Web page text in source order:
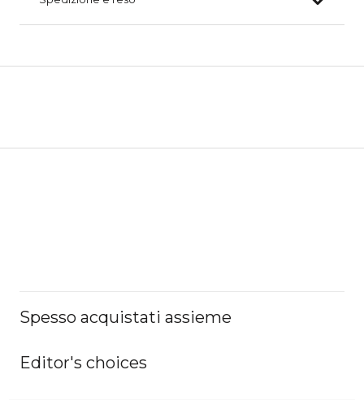
Spesso acquistati assieme
Editor's choices